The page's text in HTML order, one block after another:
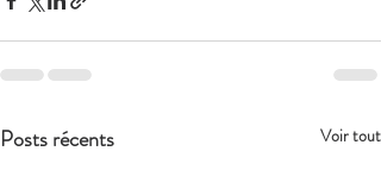
Posts récents Voir tout